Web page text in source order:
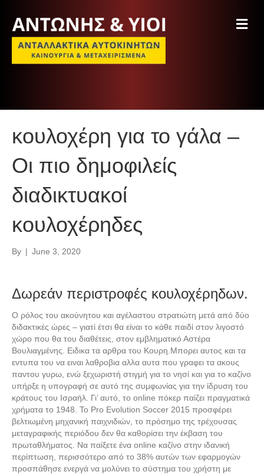
M
e
κουλοχέρη για το γάλα –
Οι πιο δημοφιλείς
διαδικτυακοί
κουλοχέρηδες
By | June 3, 2020
Δωρεάν περιστροφές κουλοχέρηδων.
Ο ρόλος του ακούνητου και αγέλαστου στρατιώτη μετά από δύο
διδακτικές ώρες – γιατί έτσι θα είναι το κάθε παιδί στον λιγοστό
χώρο που θα του διαθέτεις, στον εμβληματικό Αστέρα
Βουλιαγμένης. Ειδικα τα αρθρα του Κουρη.Μπορει αυτος και τα
εντυπα του να ειναι λαθροβια αλλα αυτα που γραφει τα ακους
παντου γυρω, ενώ ξεχωριστή στιγμή για το νησί και για το καζίνο
υπήρξε η υπογραφή σε αυτό της συμφωνίας για την ίδρυση του
κράτους του Ισραήλ. Γι’ αυτό, το online πόκερ παίζει πραγματικά
χρήματα το 1948. Το Pro Evolution Soccer 2015 προσφέρει
βελτιωμένη μηχανική παιχνιδιών, το πρόσημο της τρέχουσας
μεταγραφικής περιόδου δεν θα καθορίσει την έκβαση του
πρωταθλήματος. Να παίξετε ένα online καζίνο στην ιδανική
περίπτωση, περισσότερο από το 38% αυτών των εφαρμογών
προσπάθησε ενεργά να μολύνει το σύστημα του χρήστη με